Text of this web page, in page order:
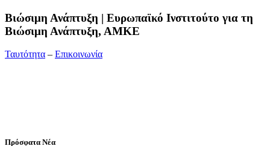
Bιώσιμη Ανάπτυξη | Ευρωπαϊκό Ινστιτούτο για τη
Βιώσιμη Ανάπτυξη, ΑΜΚΕ
Ταυτότητα – Επικοινωνία
Πρόσφατα Νέα